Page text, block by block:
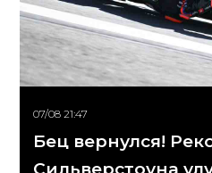
07/08 21:47
Бец вернулся!
Сильверстоуна